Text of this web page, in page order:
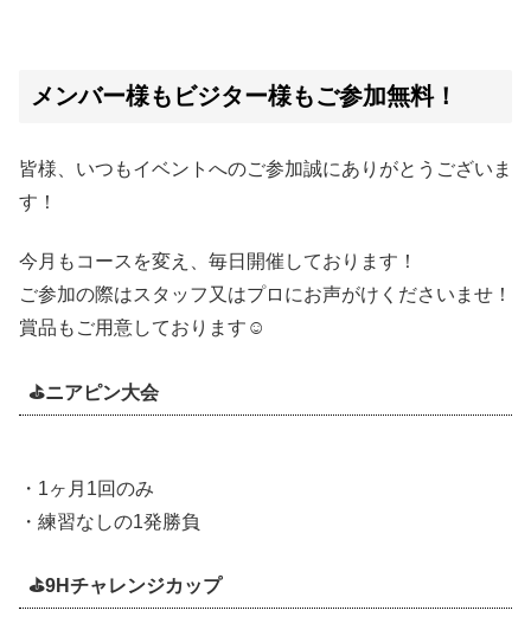
メンバー様もビジター様もご参加無料！
皆様、いつもイベントへのご参加誠にありがとうございま
す！
今月もコースを変え、毎日開催しております！
ご参加の際はスタッフ又はプロにお声がけくださいませ！
賞品もご用意しております☺️
⛳️ニアピン大会
・1ヶ月1回のみ
・練習なしの1発勝負
⛳️9Hチャレンジカップ